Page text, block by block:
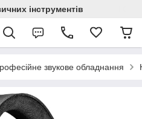
інструментів
звукове обладнання